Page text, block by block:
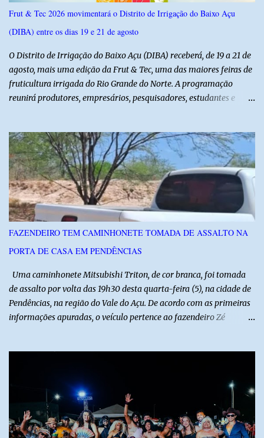
Frut & Tec 2026 movimentará o Distrito de Irrigação do Baixo Açu
(DIBA) entre os dias 19 e 21 de agosto
O Distrito de Irrigação do Baixo Açu (DIBA) receberá, de 19 a 21 de
agosto, mais uma edição da Frut & Tec, uma das maiores feiras de
fruticultura irrigada do Rio Grande do Norte. A programação
reunirá produtores, empresários, pesquisadores, estudantes e
instituições e tecnologias voltadas ao setor. Além das atividades
técnicas, a feira contará com programação cultural. No dia 20 de
agosto, o público poderá prestigiar o show de humor com Mução,
seguido de apresentação musical de Vê Barreto. A Frut & Tec
reforça a importância do Distrito de Irrigação do Baixo Açu como
referência na fruticultura irrigada, promovendo conhecimento,
inovação e oportunidades para o desenvolvimento do agronegócio
potiguar. @associacaodiba
FAZENDEIRO TEM CAMINHONETE TOMADA DE ASSALTO NA
PORTA DE CASA EM PENDÊNCIAS
Uma caminhonete Mitsubishi Triton, de cor branca, foi tomada
de assalto por volta das 19h30 desta quarta-feira (5), na cidade de
Pendências, na região do Vale do Açu. De acordo com as primeiras
informações apuradas, o veículo pertence ao fazendeiro Zé
testemunhas, os suspeitos utilizavam roupas semelhantes a
uniformes de empresa, o que pode ter ajudado a não despertar
suspeitas antes da abordagem. Após a ação criminosa, a dupla
fugiu levando a caminhonete em direção ainda desconhecida. A